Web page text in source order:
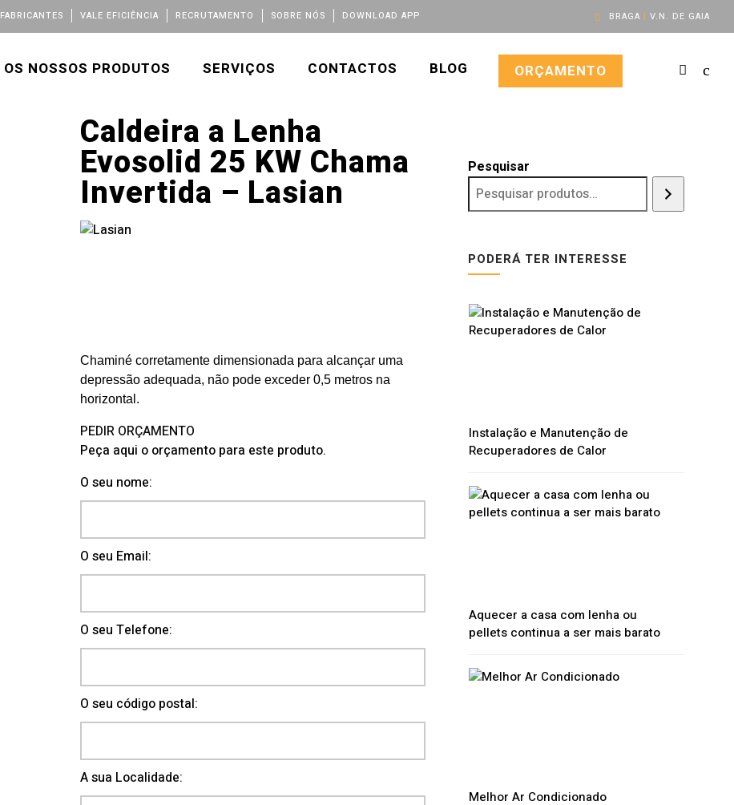
BRAGA | V.N. DE GAIA
FABRICANTES VALE EFICIÊNCIA RECRUTAMENTO SOBRE NÓS DOWNLOAD APP
OS NOSSOS PRODUTOS SERVIÇOS CONTACTOS BLOG ORÇAMENTO
Caldeira a Lenha
Evosolid 25 KW Chama
Invertida – Lasian
Chaminé corretamente dimensionada para alcançar uma
depressão adequada, não pode exceder 0,5 metros na
horizontal.
PEDIR ORÇAMENTO
Peça aqui o orçamento para este produto.
O seu nome:
O seu Email:
O seu Telefone:
O seu código postal:
A sua Localidade:
Pesquisar
PODERÁ TER INTERESSE
Instalação e Manutenção de
Recuperadores de Calor
Aquecer a casa com lenha ou
pellets continua a ser mais barato
Melhor Ar Condicionado